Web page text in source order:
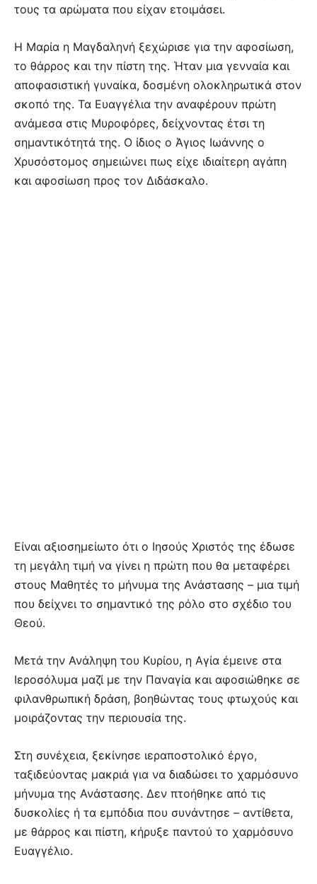
τους τα αρώματα που είχαν ετοιμάσει.
Η Μαρία η Μαγδαληνή ξεχώρισε για την αφοσίωση,
το θάρρος και την πίστη της. Ήταν μια γενναία και
αποφασιστική γυναίκα, δοσμένη ολοκληρωτικά στον
σκοπό της. Τα Ευαγγέλια την αναφέρουν πρώτη
ανάμεσα στις Μυροφόρες, δείχνοντας έτσι τη
σημαντικότητά της. Ο ίδιος ο Άγιος Ιωάννης ο
Χρυσόστομος σημειώνει πως είχε ιδιαίτερη αγάπη
και αφοσίωση προς τον Διδάσκαλο.
Είναι αξιοσημείωτο ότι ο Ιησούς Χριστός της έδωσε
τη μεγάλη τιμή να γίνει η πρώτη που θα μεταφέρει
στους Μαθητές το μήνυμα της Ανάστασης – μια τιμή
που δείχνει το σημαντικό της ρόλο στο σχέδιο του
Θεού.
Μετά την Ανάληψη του Κυρίου, η Αγία έμεινε στα
Ιεροσόλυμα μαζί με την Παναγία και αφοσιώθηκε σε
φιλανθρωπική δράση, βοηθώντας τους φτωχούς και
μοιράζοντας την περιουσία της.
Στη συνέχεια, ξεκίνησε ιεραποστολικό έργο,
ταξιδεύοντας μακριά για να διαδώσει το χαρμόσυνο
μήνυμα της Ανάστασης. Δεν πτοήθηκε από τις
δυσκολίες ή τα εμπόδια που συνάντησε – αντίθετα,
με θάρρος και πίστη, κήρυξε παντού το χαρμόσυνο
Ευαγγέλιο.